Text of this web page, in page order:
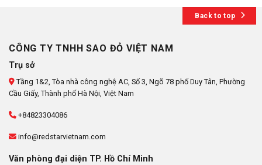
Back to top
CÔNG TY TNHH SAO ĐỎ VIỆT NAM
Trụ sở
Tầng 1&2, Tòa nhà công nghệ AC, Số 3, Ngõ 78 phố Duy Tân, Phường
Cầu Giấy, Thành phố Hà Nội, Việt Nam
+84823304086
info@redstarvietnam.com
Văn phòng đại diện TP. Hồ Chí Minh